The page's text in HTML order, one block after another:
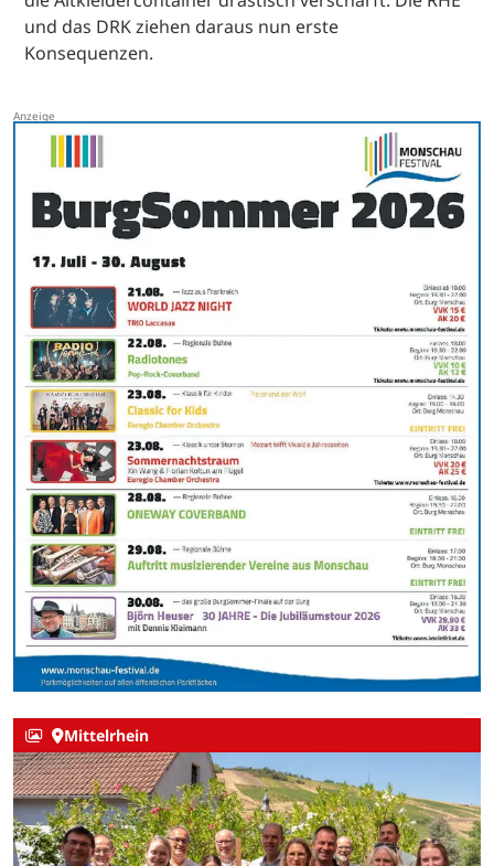
und das DRK ziehen daraus nun erste
Konsequenzen.
Mittelrhein